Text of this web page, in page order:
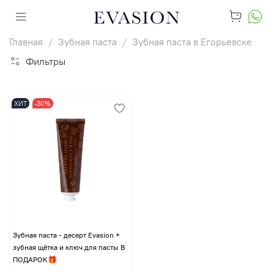
Главная Зубная паста
Зубная паста в Егорьевске
Фильтры
ХИТ -30%
Зубная паста - десерт Evasion +
зубная щётка и ключ для пасты В
ПОДАРОК🎁